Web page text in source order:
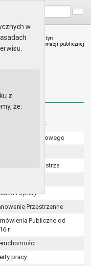
dodatkowe:
konta bankowego
Burmistrza
i opłaty
Przestrzenne
Publiczne od
r.
pracy
w
z
że:
z